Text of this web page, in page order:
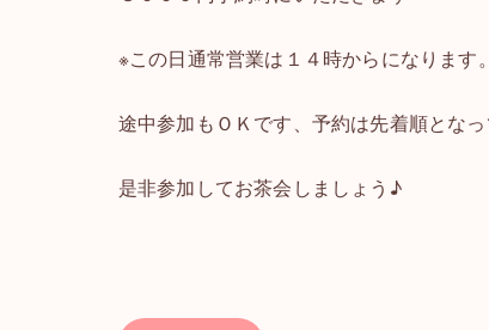
※この日通常営業は１４時からになります。
途中参加もＯＫです、予約は先着順となっ
是非参加してお茶会しましょう♪